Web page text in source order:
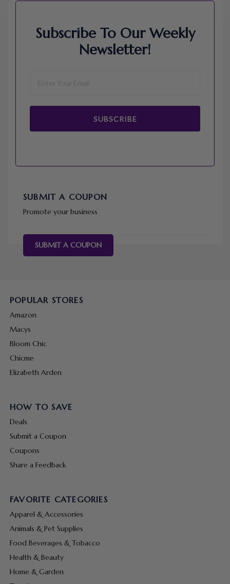
Subscribe To Our Weekly
Newsletter!
SUBSCRIBE
SUBMIT A COUPON
Promote your business
SUBMIT A COUPON
POPULAR STORES
Amazon
Macys
Bloom Chic
Chicme
Elizabeth Arden
HOW TO SAVE
Deals
Submit a Coupon
Coupons
Share a Feedback
FAVORITE CATEGORIES
Apparel & Accessories
Animals & Pet Supplies
Food Beverages & Tobacco
Health & Beauty
Home & Garden